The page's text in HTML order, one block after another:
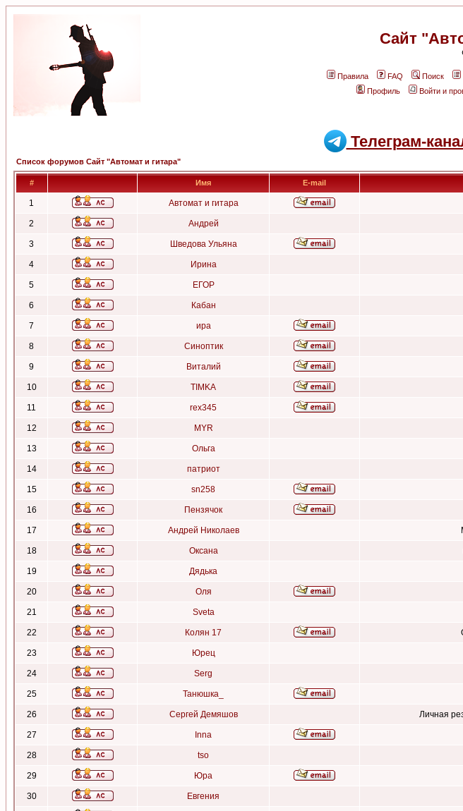
Сайт
Правила FAQ Поиск
Профиль
Войти и
Телеграм-
Список форумов Сайт "Автомат и гитара"
# Имя E-mail
1 Автомат и гитара
2 Андрей
3 Шведова Ульяна
4 Ирина
5 ЕГОР
6 Кабан
7 ира
8 Синоптик
9 Виталий
10 TIMKA
11 rex345
12 MYR
13 Ольга
14 патриот
15 sn258
16 Пензячок
17 Андрей Николаев
18 Оксана
19 Дядька
20 Оля
21 Sveta
22 Колян 17
23 Юрец
24 Serg
25 Танюшка_
26 Сергей Демяшов Личная
27 Inna
28 tso
29 Юра
30 Евгения